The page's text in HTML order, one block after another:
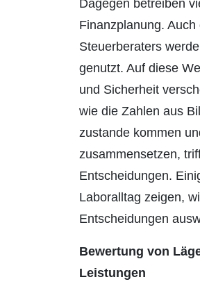
Dagegen betreiben
Finanzplanung.
Steuerberaters
genutzt. Auf diese
und Sicherheit
wie die Zahlen aus
zustande kommen
zusammensetzen,
Entschei­dungen.
Laboralltag zeigen,
Entschei­dungen
Bewertung von
Leistungen